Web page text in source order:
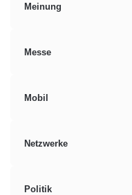
Meinung
Messe
Mobil
Netzwerke
Politik